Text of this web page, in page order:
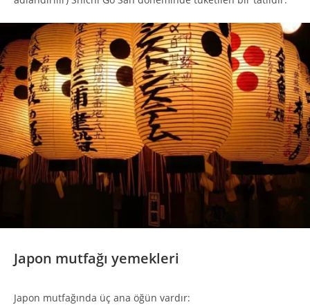
Japon mutfağı yemekleri
Japon mutfağında üç ana öğün vardır: